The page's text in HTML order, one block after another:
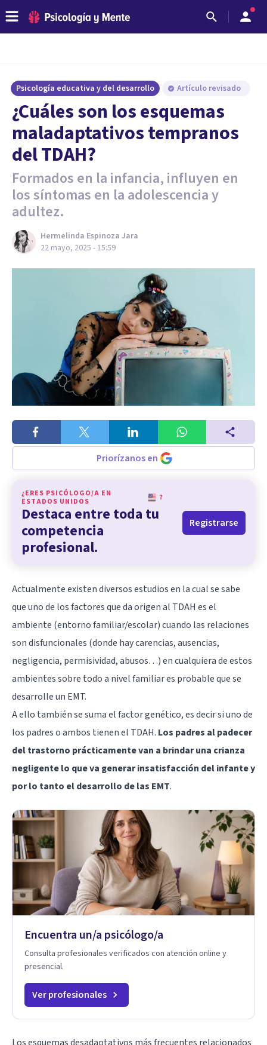
Psicología educativa y del desarrollo Artículo revisado
¿Cuáles son los esquemas
maladaptativos tempranos
del TDAH?
Formados en la infancia, influyen en
los síntomas en la adolescencia y
adultez.
Hermelinda Espinoza Jara
22 mayo, 2025 - 15:59
Priorízanos en
¿ERES PSICÓLOGO/A EN
ESTADOS UNIDOS
?
Destaca entre toda tu
competencia
profesional.
Registrarse
Actualmente existen diversos estudios en la cual se sabe
que uno de los factores que da origen al TDAH es el
ambiente (entorno familiar/escolar) cuando las relaciones
son disfuncionales (donde hay carencias, ausencias,
negligencia, permisividad, abusos…) en cualquiera de estos
ambientes sobre todo a nivel familiar es probable que se
desarrolle un EMT.
A ello también se suma el factor genético, es decir si uno de
los padres o ambos tienen el TDAH. Los padres al padecer
del trastorno prácticamente van a brindar una crianza
negligente lo que va generar insatisfacción del infante y
por lo tanto el desarrollo de las EMT.
Encuentra un/a psicólogo/a
Consulta profesionales verificados con atención online y
presencial.
Ver profesionales